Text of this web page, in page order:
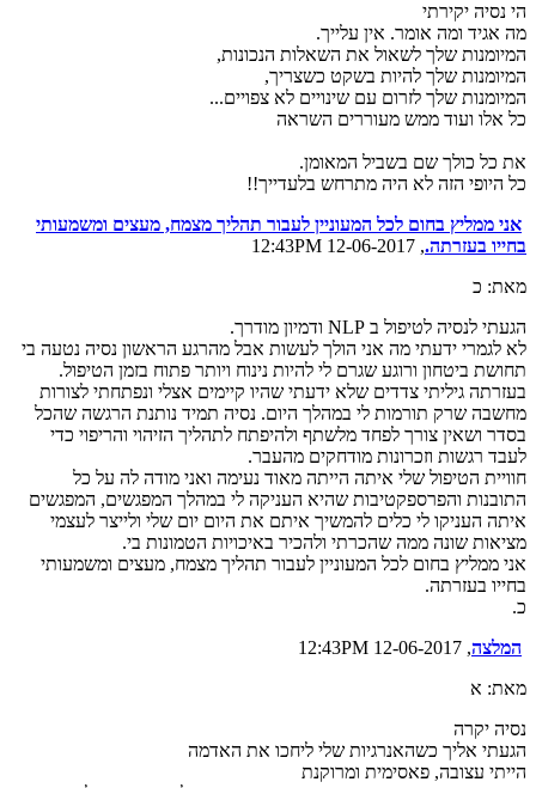
הי נסיה יקירתי
מה אגיד ומה אומר. אין עלייך.
המיומנות שלך לשאול את השאלות הנכונות,
המיומנות שלך להיות בשקט כשצריך,
המיומנות שלך לזרום עם שינויים לא צפויים...
כל אלו ועוד ממש מעוררים השראה
את כל כולך שם בשביל המאומן.
כל היופי הזה לא היה מתרחש בלעדייך!!
אני ממליץ בחום לכל המעוניין לעבור תהליך מצמח, מעצים ומשמעותי
בחייו בעזרתה., 12-06-2017 12:43PM
מאת: כ
הגעתי לנסיה לטיפול ב NLP ודמיון מודרך.
לא לגמרי ידעתי מה אני הולך לעשות אבל מהרגע הראשון נסיה נטעה בי
תחושת ביטחון ורוגע שגרם לי להיות נינוח ויותר פתוח בזמן הטיפול.
בעזרתה גיליתי צדדים שלא ידעתי שהיו קיימים אצלי ונפתחתי לצורות
מחשבה שרק תורמות לי במהלך היום. נסיה תמיד נותנת הרגשה שהכל
בסדר ושאין צורך לפחד מלשתף ולהיפתח לתהליך הזיהוי והריפוי כדי
לעבד רגשות וזכרונות מודחקים מהעבר.
חוויית הטיפול שלי איתה הייתה מאוד נעימה ואני מודה לה על כל
התובנות והפרספקטיבות שהיא העניקה לי במהלך המפגשים, המפגשים
איתה העניקו לי כלים להמשיך איתם את היום יום שלי ולייצר לעצמי
מציאות שונה ממה שהכרתי ולהכיר באיכויות הטמונות בי.
אני ממליץ בחום לכל המעוניין לעבור תהליך מצמח, מעצים ומשמעותי
בחייו בעזרתה.
כ.
המלצה, 12-06-2017 12:43PM
מאת: א
נסיה יקרה
הגעתי אליך כשהאנרגיות שלי ליחכו את האדמה
הייתי עצובה, פאסימית ומרוקנת